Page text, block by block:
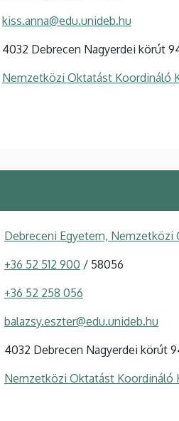
kiss.anna@edu.unideb.hu
4032 Debrecen Nagyerdei körút
Nemzetközi Oktatást Koordináló
Debreceni Egyetem,
+36 52 512 900 / 58056
+36 52 258 056
balazsy.eszter@edu.unideb.hu
4032 Debrecen Nagyerdei körút
Nemzetközi Oktatást Koordináló